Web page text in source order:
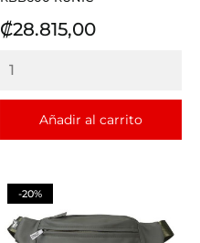
Precio
₡28.815,00
Añadir al carrito
-20%